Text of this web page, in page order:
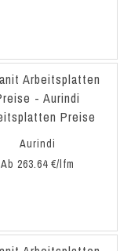
Aurindi
Ab 263.64 €/lfm